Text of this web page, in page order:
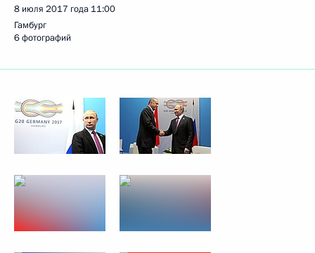
8 июля 2017 года 11:00
Гамбург
6 фотографий